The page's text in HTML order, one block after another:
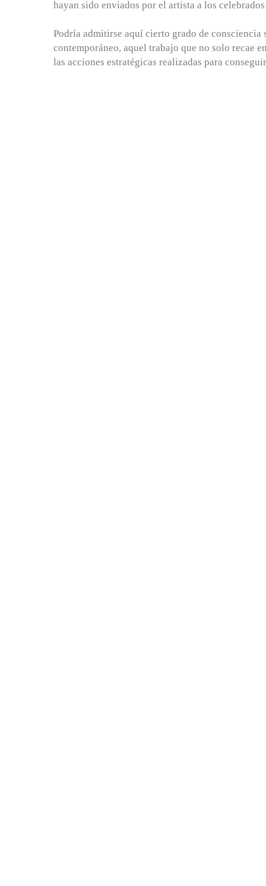
hayan sido enviados por el artista a los
Podría admitirse aquí cierto grado de consciencia
contemporáneo, aquel trabajo que no solo recae
las acciones estratégicas realizadas para